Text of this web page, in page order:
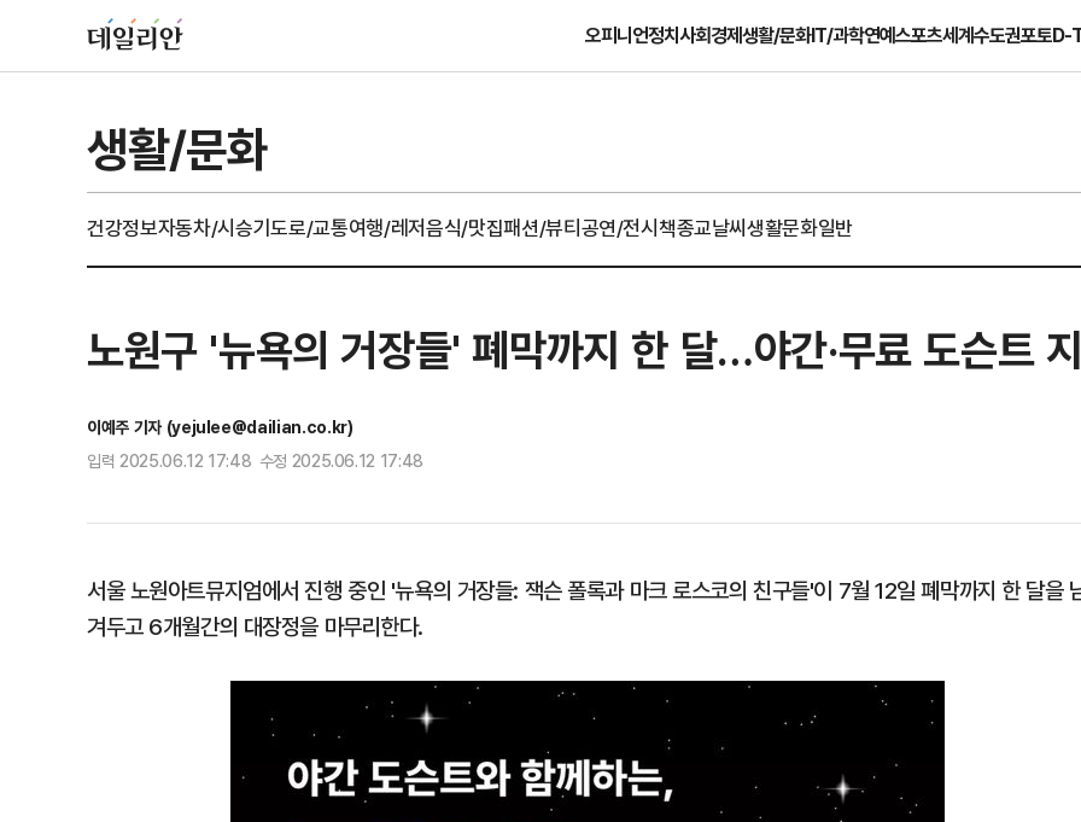
오피니언정치사회경제생활/문화IT/과학연예스포츠세계수도권포토D-
생활/문화
건강정보자동차/시승기도로/교통여행/레저음식/맛집패션/뷰티공연/전시책종교날씨생활문화일반
노원구 '뉴욕의 거장들' 폐막까지 한 달…야간·무료 도슨트
이예주 기자 (yejulee@dailian.co.kr)
입력 2025.06.12 17:48 수정 2025.06.12 17:48
서울 노원아트뮤지엄에서 진행 중인 '뉴욕의 거장들: 잭슨 폴록과 마크 로스코의 친구들'이 7월 12일 폐막까지 한 달을
겨두고 6개월간의 대장정을 마무리한다.